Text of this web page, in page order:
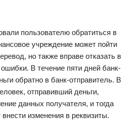
пользователю обратиться в
учреждение может пойти
но также вправе отказать в
В течение пяти дней банк-
обратно в банк-отправитель. В
отправивший деньги,
данных получателя, и тогда
изменения в реквизиты.